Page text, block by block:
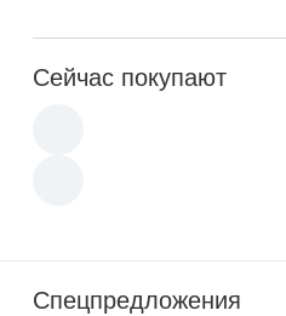
Сейчас покупают
Спецпредложения